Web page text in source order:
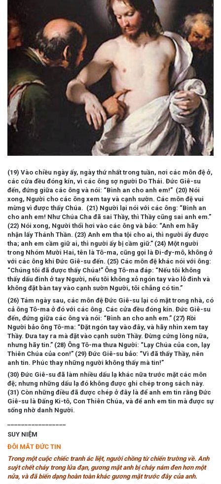
(19) Vào chiều ngày ấy, ngày thứ nhất trong tuần, nơi các môn đệ ở,
các cửa đều đóng kín, vì các ông sợ người Do Thái. Đức Giê-su
đến, đứng giữa các ông và nói: “Bình an cho anh em!” (20) Nói
xong, Người cho các ông xem tay và cạnh sườn. Các môn đệ vui
mừng vì được thấy Chúa. (21) Người lại nói với các ông: “Bình an
cho anh em! Như Chúa Cha đã sai Thầy, thì Thầy cũng sai anh em.”
(22) Nói xong, Người thổi hơi vào các ông và bảo: “Anh em hãy
nhận lấy Thánh Thần. (23) Anh em tha tội cho ai, thì người ấy được
tha; anh em cầm giữ ai, thì người ấy bị cầm giữ.” (24) Một người
trong Nhóm Mười Hai, tên là Tô-ma, cũng gọi là Đi-đy-mô, không ở
với các ông khi Đức Giê-su đến. (25) Các môn đệ khác nói với ông:
“Chúng tôi đã được thấy Chúa!” Ông Tô-ma đáp: “Nếu tôi không
thấy dấu đinh ở tay Người, nếu tôi không xỏ ngón tay vào lỗ đinh và
không đặt bàn tay vào cạnh sườn Người, tôi chẳng có tin.”
(26) Tám ngày sau, các môn đệ Đức Giê-su lại có mặt trong nhà, có
cả ông Tô-ma ở đó với các ông. Các cửa đều đóng kín. Đức Giê-su
đến, đứng giữa các ông và nói: “Bình an cho anh em.” (27) Rồi
Người bảo ông Tô-ma: “Đặt ngón tay vào đây, và hãy nhìn xem tay
Thầy. Đưa tay ra mà đặt vào cạnh sườn Thầy. Đừng cứng lòng nữa,
nhưng hãy tin.” (28) Ông Tô-ma thưa Người: “Lạy Chúa của con, lạy
Thiên Chúa của con!” (29) Đức Giê-su bảo: “Vì đã thấy Thầy, nên
anh tin. Phúc thay những người không thấy mà tin!”
(30) Đức Giê-su đã làm nhiều dấu lạ khác nữa trước mặt các môn
đệ; nhưng những dấu lạ đó không được ghi chép trong sách này.
(31) Còn những điều đã được chép ở đây là để anh em tin rằng Đức
Giê-su là Đấng Ki-tô, Con Thiên Chúa, và để anh em tin mà được sự
sống nhờ danh Người.
SUY NIỆM
ĐÔI MẮT ĐỨC TIN
Trong một cuộc chiếc tranh ác liệt, người chồng từ chiến trường về. Anh
suýt chết cháy trong lửa đạn, gương mặt anh bị cháy nám đen hơn một
nửa, và đã biến dạng hoàn toàn khác gương mặt trước đây của anh.